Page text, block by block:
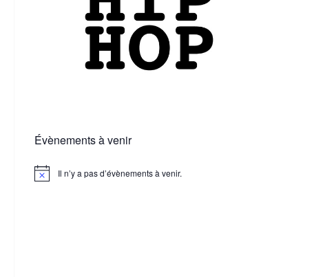
Évènements à venir
N
Il n’y a pas d’évènements à venir.